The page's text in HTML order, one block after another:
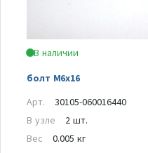
В наличии
болт M6x16
Арт.
30105-060016440
В узле
2 шт.
Вес
0.005 кг